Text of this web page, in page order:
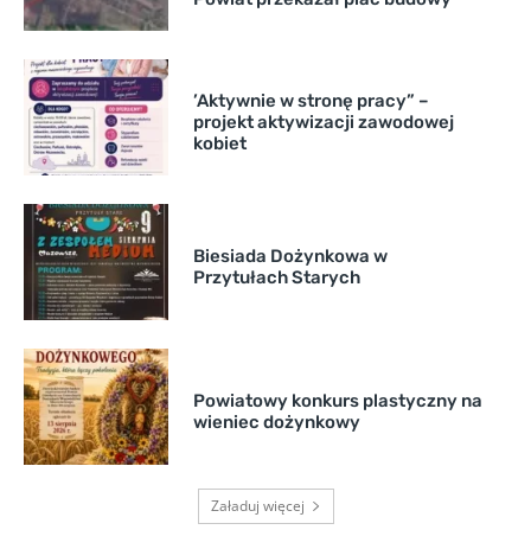
’Aktywnie w stronę pracy” –
projekt aktywizacji zawodowej
kobiet
Biesiada Dożynkowa w
Przytułach Starych
Powiatowy konkurs plastyczny na
wieniec dożynkowy
Załaduj więcej